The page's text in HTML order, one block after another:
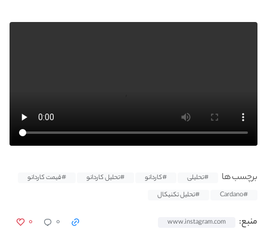
برچسب ها #تحلیلی #کاردانو #تحلیل کاردانو
#قیمت کاردانو
#Cardano
#تحلیل تکنیکال
منبع: www.instagram.com ۰ ۰